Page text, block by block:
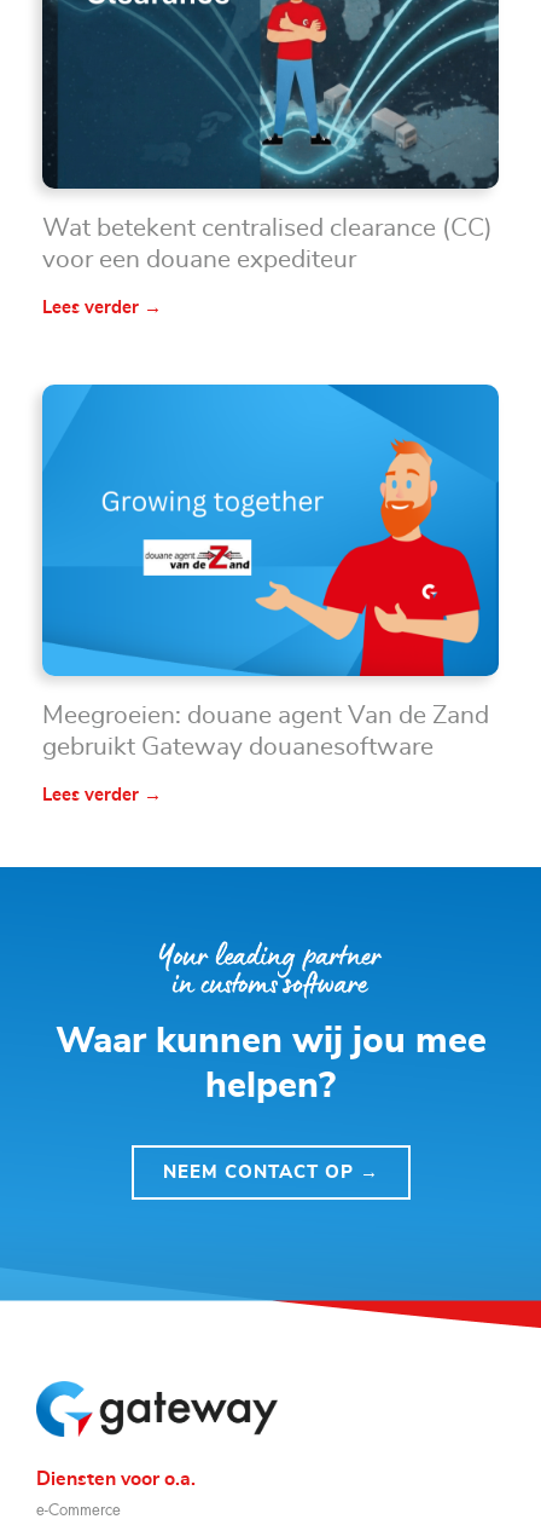
Wat betekent centralised clearance (CC)
voor een douane expediteur
Lees verder →
Meegroeien: douane agent Van de Zand
gebruikt Gateway douanesoftware
Lees verder →
Waar kunnen wij jou mee
helpen?
NEEM CONTACT OP →
Diensten voor o.a.
e-Commerce